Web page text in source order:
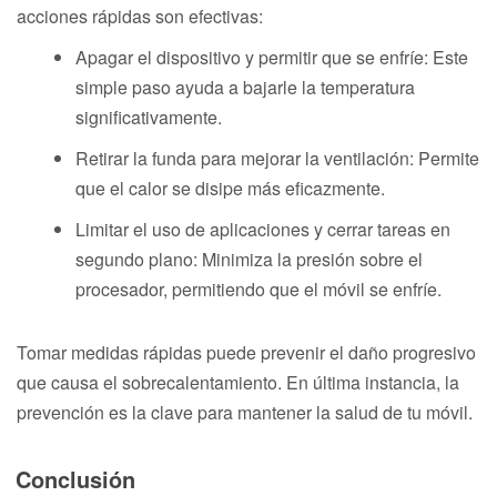
acciones rápidas son efectivas:
Apagar el dispositivo y permitir que se enfríe: Este
simple paso ayuda a bajarle la temperatura
significativamente.
Retirar la funda para mejorar la ventilación: Permite
que el calor se disipe más eficazmente.
Limitar el uso de aplicaciones y cerrar tareas en
segundo plano: Minimiza la presión sobre el
procesador, permitiendo que el móvil se enfríe.
Tomar medidas rápidas puede prevenir el daño progresivo
que causa el sobrecalentamiento. En última instancia, la
prevención es la clave para mantener la salud de tu móvil.
Conclusión